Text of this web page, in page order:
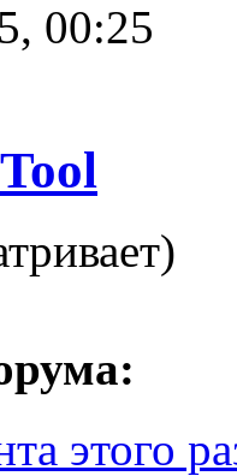
00:25
этого